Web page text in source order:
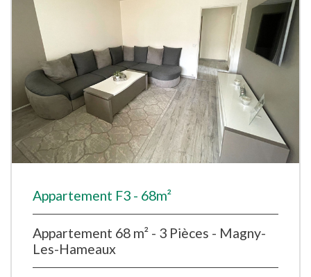
Appartement F3 - 68m²
Appartement 68 m² - 3 Pièces - Magny-
Les-Hameaux